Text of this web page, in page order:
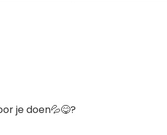
je doen💦😋?